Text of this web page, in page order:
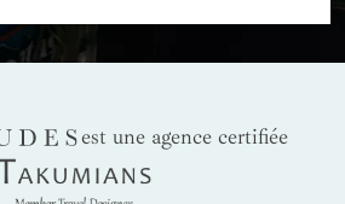
est une agence certifiée
Takumians